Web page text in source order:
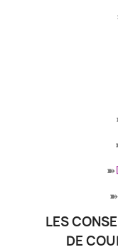
➽
➽
LES
DE